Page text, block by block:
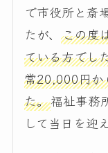
で市役所と斎
たが、この度
ている方でし
常20,000円か
た。福祉事務
して当日を迎